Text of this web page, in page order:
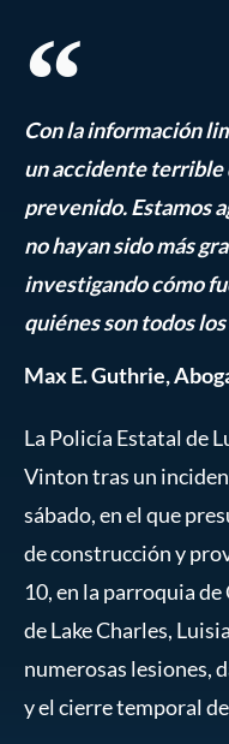
Con la información
un accidente terrible
prevenido. Estamos
no hayan sido más
investigando cómo
quiénes son todos
Max E. Guthrie,
La Policía Estatal de
Vinton tras un
sábado, en el que
de construcción y
10, en la parroquia
de Lake Charles,
numerosas lesiones,
y el cierre temporal